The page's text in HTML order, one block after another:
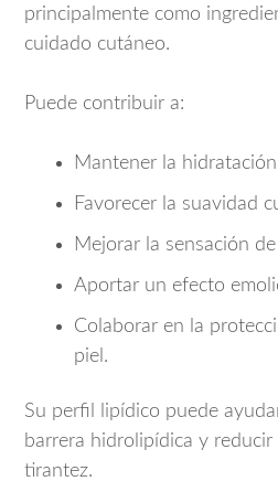
principalmente como
cuidado cutáneo.
Puede contribuir a:
Mantener la
Favorecer la suavidad
Mejorar la sensación
Aportar un efecto
Colaborar en la
piel.
Su perfil lipídico puede
barrera hidrolipídica y reducir
tirantez.